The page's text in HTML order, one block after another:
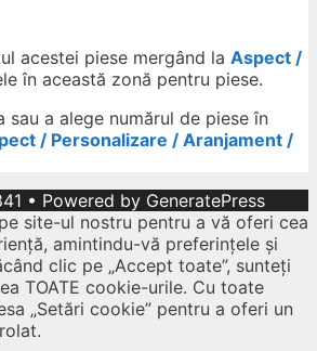
acestei piese mergând la Aspect /
în această zonă pentru piese.
sau a alege numărul de piese în
/ Personalizare / Aranjament /
• Powered by GeneratePress
site-ul nostru pentru a vă oferi cea
amintindu-vă preferințele și
clic pe „Accept toate”, sunteți
TOATE cookie-urile. Cu toate
„Setări cookie” pentru a oferi un